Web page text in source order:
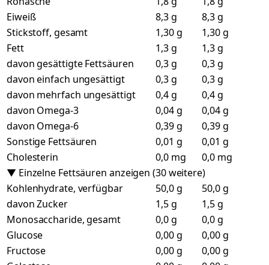
Eiweiß
8,3 g
8,3 g
Stickstoff, gesamt
1,30 g
1,30 g
Fett
1,3 g
1,3 g
davon gesättigte Fettsäuren
0,3 g
0,3 g
davon einfach ungesättigt
0,3 g
0,3 g
davon mehrfach ungesättigt
0,4 g
0,4 g
davon Omega-3
0,04 g
0,04 g
davon Omega-6
0,39 g
0,39 g
Sonstige Fettsäuren
0,01 g
0,01 g
Cholesterin
0,0 mg
0,0 mg
▼ Einzelne Fettsäuren anzeigen (30 weitere)
Kohlenhydrate, verfügbar
50,0 g
50,0 g
davon Zucker
1,5 g
1,5 g
Monosaccharide, gesamt
0,0 g
0,0 g
Glucose
0,00 g
0,00 g
Fructose
0,00 g
0,00 g